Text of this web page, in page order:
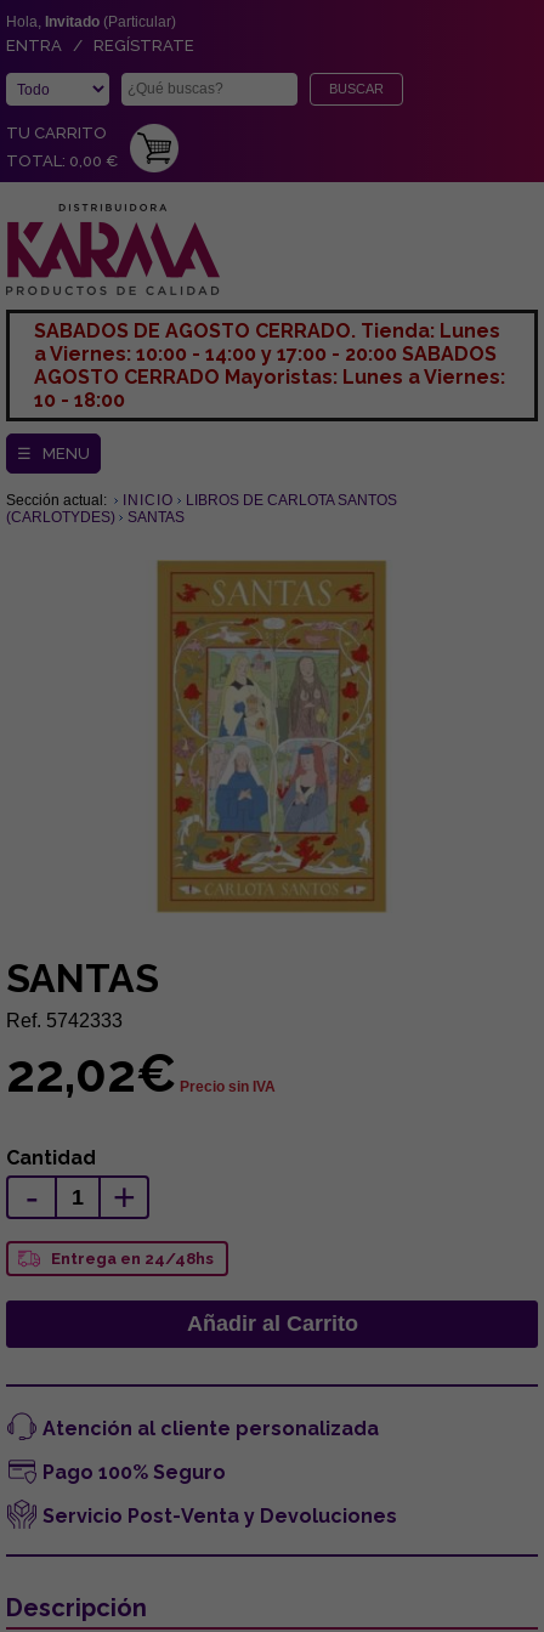
Hola, Invitado (Particular)
ENTRA / REGÍSTRATE
TU CARRITO
TOTAL: 0,00 €
SABADOS DE AGOSTO CERRADO. Tienda: Lunes
a Viernes: 10:00 - 14:00 y 17:00 - 20:00 SABADOS
AGOSTO CERRADO Mayoristas: Lunes a Viernes:
10 - 18:00
☰ MENU
Sección actual: INICIO
LIBROS DE CARLOTA SANTOS
(CARLOTYDES)
SANTAS
SANTAS
Ref. 5742333
22,02€ Precio sin IVA
Cantidad
- +
Entrega en 24/48hs
Atención al cliente personalizada
Pago 100% Seguro
Servicio Post-Venta y Devoluciones
Descripción